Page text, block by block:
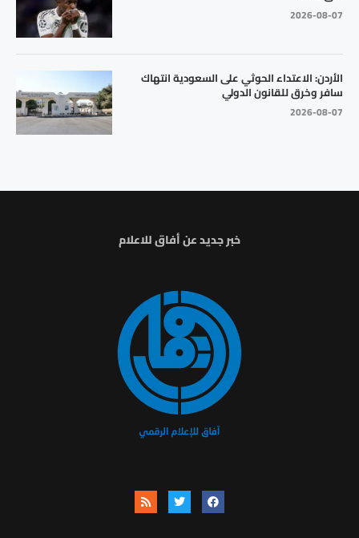
2026-08-07
الأردن: الاعتداء الحوثي على السعودية انتهاك
سافر وخرق للقانون الدولي
2026-08-07
خبر جديد عن أفاق للاعلام